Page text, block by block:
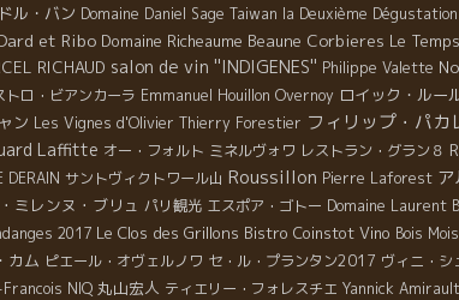
ん、またやりましょう。
ル・バン Domaine Daniel Sage Taiwan la Deuxième
et Ribo Domaine Richeaume Beaune Corbieres Le
RICHAUD salon de vin ''INDIGENES'' Philippe Valette
トロ・ビアンカーラ Emmanuel Houillon Overnoy ロイック・ルー
ン Les Vignes d'Olivier Thierry Forestier フィリップ・パカ
Laffitte オー・フォルト ミネルヴォワ レストラン・グラン８
DERAIN サントヴィクトワール山 Roussillon Pierre Laforest ア
ミレンヌ・ブリュ パリ観光 エスポア・ゴトー Domaine Laurent
2017 Le Clos des Grillons Bistro Coinstot Vino Bois
カム ピエール・オヴェルノワ セ・ル・プランタン2017 ヴィニ・シ
NIQ 丸山宏人 ティエリー・フォレスチエ Yannick Amirault